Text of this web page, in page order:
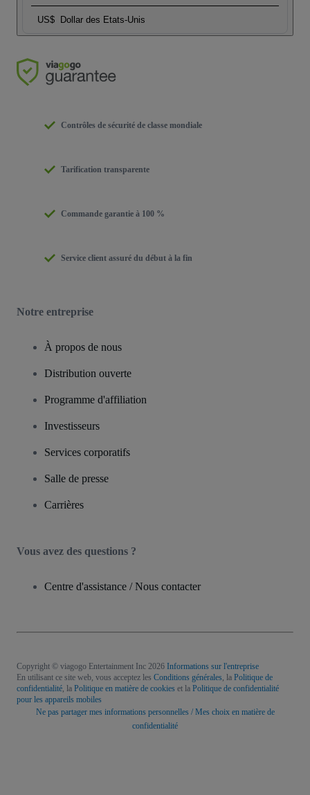
US$ Dollar des Etats-Unis
Contrôles de sécurité de classe mondiale
Tarification transparente
Commande garantie à 100 %
Service client assuré du début à la fin
Notre entreprise
À propos de nous
Distribution ouverte
Programme d'affiliation
Investisseurs
Services corporatifs
Salle de presse
Carrières
Vous avez des questions ?
Centre d'assistance / Nous contacter
Copyright © viagogo Entertainment Inc 2026 Informations sur l'entreprise
En utilisant ce site web, vous acceptez les Conditions générales , la Politique de
confidentialité , la Politique en matière de cookies et la Politique de confidentialité
pour les appareils mobiles
Ne pas partager mes informations personnelles / Mes choix en matière de
confidentialité